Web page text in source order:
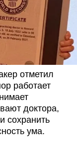
отметил
работает
доктора,
сохранить
ума.